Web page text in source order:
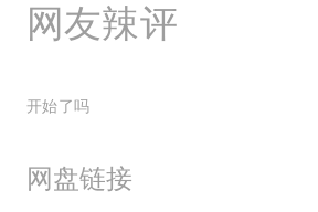
网友辣评
开始了吗
网盘链接